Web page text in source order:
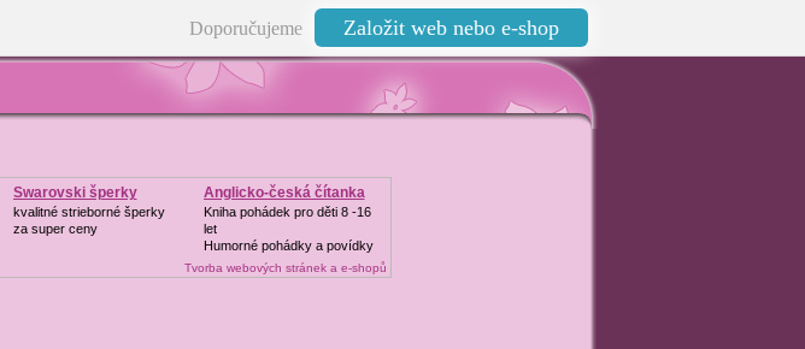
Doporučujeme Založit web nebo e-shop
Swarovski šperky
kvalitné strieborné šperky
za super ceny
Anglicko-česká čítanka
Kniha pohádek pro děti 8 -16
let
Humorné pohádky a povídky
Tvorba webových stránek a e-shopů